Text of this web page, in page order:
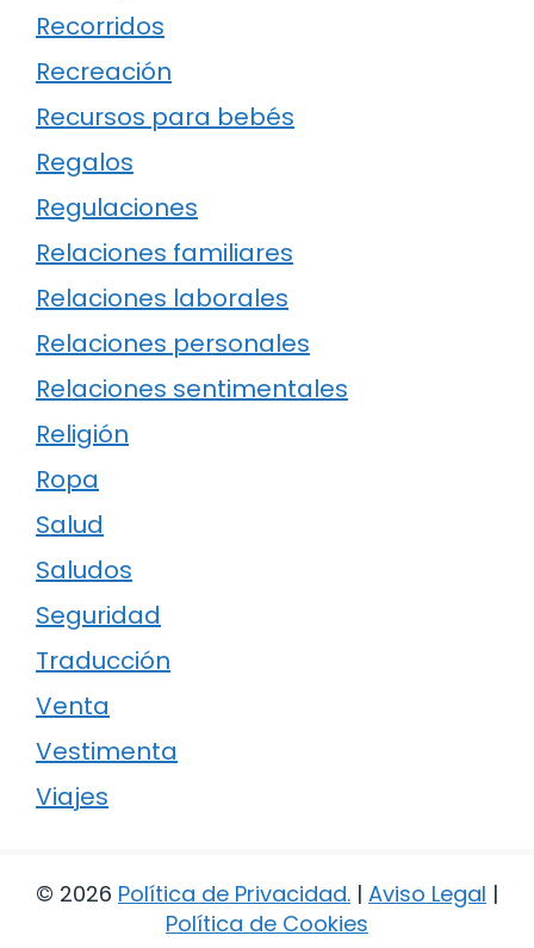
Recorridos
Recreación
Recursos para bebés
Regalos
Regulaciones
Relaciones familiares
Relaciones laborales
Relaciones personales
Relaciones sentimentales
Religión
Ropa
Salud
Saludos
Seguridad
Traducción
Venta
Vestimenta
Viajes
© 2026 Política de Privacidad. | Aviso Legal |
Política de Cookies